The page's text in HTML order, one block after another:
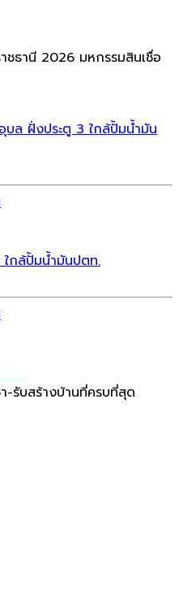
ชธานี 2026 มหกรรมสินเชื่อ
ล ฝั่งประตู 3 ใกล้ปั้มน้ำมัน
กล้ปั้มน้ำมันปตท.
-รับสร้างบ้านที่ครบที่สุด